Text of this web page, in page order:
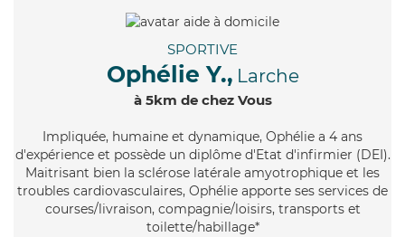
SPORTIVE
Ophélie Y., Larche
à 5km de chez Vous
Impliquée, humaine et dynamique, Ophélie a 4 ans
d'expérience et possède un diplôme d'Etat d'infirmier (DEI).
Maitrisant bien la sclérose latérale amyotrophique et les
troubles cardiovasculaires, Ophélie apporte ses services de
courses/livraison, compagnie/loisirs, transports et
toilette/habillage*